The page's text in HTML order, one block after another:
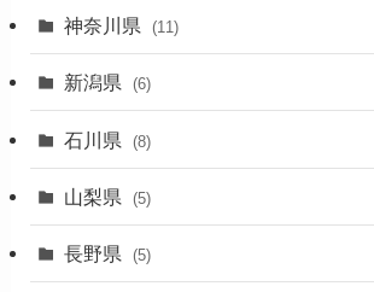
(36)
(11)
(1)
(5)
神奈川県 (11)
新潟県 (6)
石川県 (8)
山梨県 (5)
長野県 (5)